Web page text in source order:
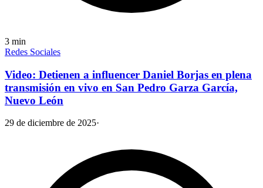
3 min
Redes Sociales
Video: Detienen a influencer Daniel Borjas en plena
transmisión en vivo en San Pedro Garza García,
Nuevo León
29 de diciembre de 2025·